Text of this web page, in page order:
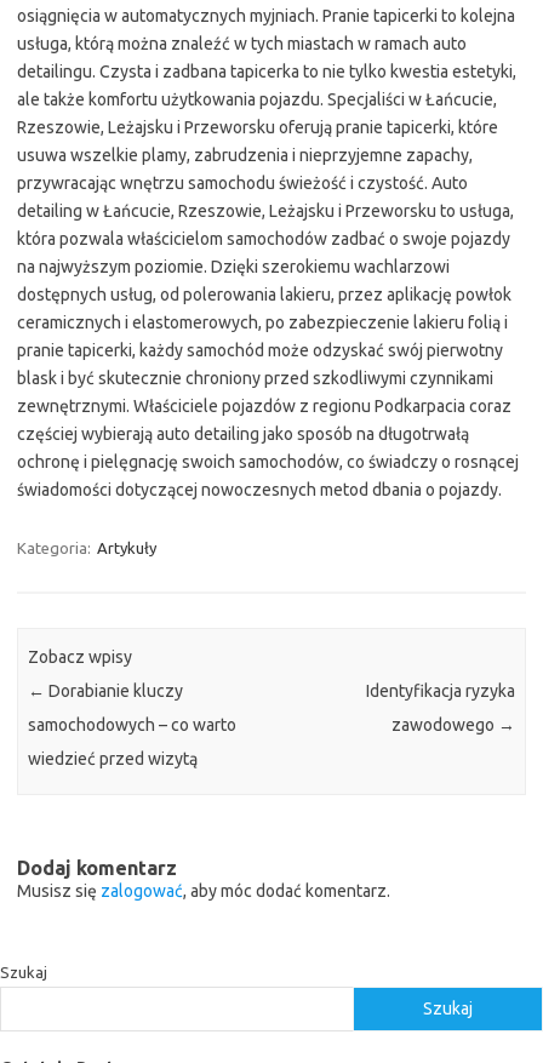
osiągnięcia w automatycznych myjniach. Pranie tapicerki to kolejna
usługa, którą można znaleźć w tych miastach w ramach auto
detailingu. Czysta i zadbana tapicerka to nie tylko kwestia estetyki,
ale także komfortu użytkowania pojazdu. Specjaliści w Łańcucie,
Rzeszowie, Leżajsku i Przeworsku oferują pranie tapicerki, które
usuwa wszelkie plamy, zabrudzenia i nieprzyjemne zapachy,
przywracając wnętrzu samochodu świeżość i czystość. Auto
detailing w Łańcucie, Rzeszowie, Leżajsku i Przeworsku to usługa,
która pozwala właścicielom samochodów zadbać o swoje pojazdy
na najwyższym poziomie. Dzięki szerokiemu wachlarzowi
dostępnych usług, od polerowania lakieru, przez aplikację powłok
ceramicznych i elastomerowych, po zabezpieczenie lakieru folią i
pranie tapicerki, każdy samochód może odzyskać swój pierwotny
blask i być skutecznie chroniony przed szkodliwymi czynnikami
zewnętrznymi. Właściciele pojazdów z regionu Podkarpacia coraz
częściej wybierają auto detailing jako sposób na długotrwałą
ochronę i pielęgnację swoich samochodów, co świadczy o rosnącej
świadomości dotyczącej nowoczesnych metod dbania o pojazdy.
Kategoria: Artykuły
Zobacz wpisy
← Dorabianie kluczy
samochodowych – co warto
wiedzieć przed wizytą
Identyfikacja ryzyka
zawodowego →
Dodaj komentarz
Musisz się zalogować, aby móc dodać komentarz.
Szukaj
Szukaj